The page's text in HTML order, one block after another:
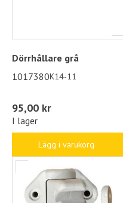
Dörrhållare grå
1017380K14-11
95,00 kr
I lager
Lägg i varukorg